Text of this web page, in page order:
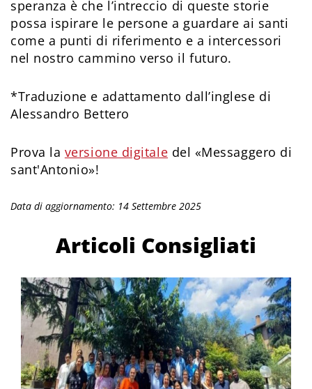
speranza è che l’intreccio di queste storie
possa ispirare le persone a guardare ai santi
come a punti di riferimento e a intercessori
nel nostro cammino verso il futuro.
*Traduzione e adattamento dall’inglese di
Alessandro Bettero
Prova la versione digitale del «Messaggero di
sant'Antonio»!
Data di aggiornamento: 14 Settembre 2025
Articoli Consigliati